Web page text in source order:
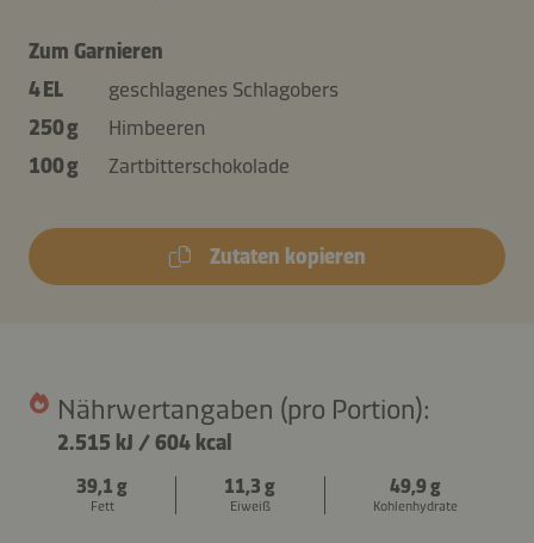
Zum Garnieren
4 EL
geschlagenes Schlagobers
250 g
Himbeeren
100 g
Zartbitterschokolade
Zutaten kopieren
Nährwertangaben (pro Portion):
2.515 kJ /604 kcal
39,1 g
Fett
11,3 g
Eiweiß
49,9 g
Kohlenhydrate